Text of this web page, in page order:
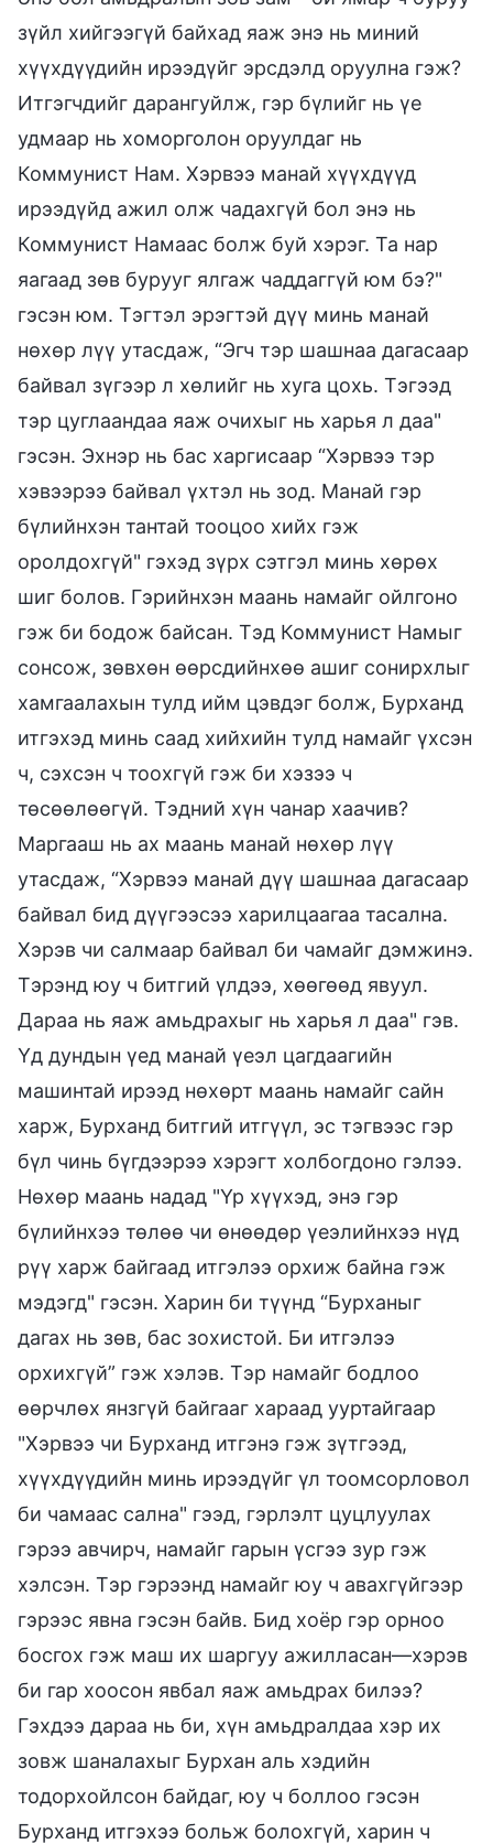
зүйл хийгээгүй байхад яаж энэ нь миний
хүүхдүүдийн ирээдүйг эрсдэлд оруулна гэж?
Итгэгчдийг дарангуйлж, гэр бүлийг нь үе
удмаар нь хоморголон оруулдаг нь
Коммунист Нам. Хэрвээ манай хүүхдүүд
ирээдүйд ажил олж чадахгүй бол энэ нь
Коммунист Намаас болж буй хэрэг. Та нар
яагаад зөв бурууг ялгаж чаддаггүй юм бэ?"
гэсэн юм. Тэгтэл эрэгтэй дүү минь манай
нөхөр лүү утасдаж, “Эгч тэр шашнаа дагасаар
байвал зүгээр л хөлийг нь хуга цохь. Тэгээд
тэр цуглаандаа яаж очихыг нь харья л даа"
гэсэн. Эхнэр нь бас харгисаар “Хэрвээ тэр
хэвээрээ байвал үхтэл нь зод. Манай гэр
бүлийнхэн тантай тооцоо хийх гэж
оролдохгүй" гэхэд зүрх сэтгэл минь хөрөх
шиг болов. Гэрийнхэн маань намайг ойлгоно
гэж би бодож байсан. Тэд Коммунист Намыг
сонсож, зөвхөн өөрсдийнхөө ашиг сонирхлыг
хамгаалахын тулд ийм цэвдэг болж, Бурханд
итгэхэд минь саад хийхийн тулд намайг үхсэн
ч, сэхсэн ч тоохгүй гэж би хэзээ ч
төсөөлөөгүй. Тэдний хүн чанар хаачив?
Маргааш нь ах маань манай нөхөр лүү
утасдаж, “Хэрвээ манай дүү шашнаа дагасаар
байвал бид дүүгээсээ харилцаагаа тасална.
Хэрэв чи салмаар байвал би чамайг дэмжинэ.
Тэрэнд юу ч битгий үлдээ, хөөгөөд явуул.
Дараа нь яаж амьдрахыг нь харья л даа" гэв.
Үд дундын үед манай үеэл цагдаагийн
машинтай ирээд нөхөрт маань намайг сайн
харж, Бурханд битгий итгүүл, эс тэгвээс гэр
бүл чинь бүгдээрээ хэрэгт холбогдоно гэлээ.
Нөхөр маань надад "Үр хүүхэд, энэ гэр
бүлийнхээ төлөө чи өнөөдөр үеэлийнхээ нүд
рүү харж байгаад итгэлээ орхиж байна гэж
мэдэгд" гэсэн. Харин би түүнд “Бурханыг
дагах нь зөв, бас зохистой. Би итгэлээ
орхихгүй” гэж хэлэв. Тэр намайг бодлоо
өөрчлөх янзгүй байгааг хараад ууртайгаар
"Хэрвээ чи Бурханд итгэнэ гэж зүтгээд,
хүүхдүүдийн минь ирээдүйг үл тоомсорловол
би чамаас сална" гээд, гэрлэлт цуцлуулах
гэрээ авчирч, намайг гарын үсгээ зур гэж
хэлсэн. Тэр гэрээнд намайг юу ч авахгүйгээр
гэрээс явна гэсэн байв. Бид хоёр гэр орноо
босгох гэж маш их шаргуу ажилласан—хэрэв
би гар хоосон явбал яаж амьдрах билээ?
Гэхдээ дараа нь би, хүн ​​амьдралдаа хэр их
зовж шаналахыг Бурхан аль хэдийн
тодорхойлсон байдаг, юу ч боллоо гэсэн
Бурханд итгэхээ больж болохгүй, харин ч